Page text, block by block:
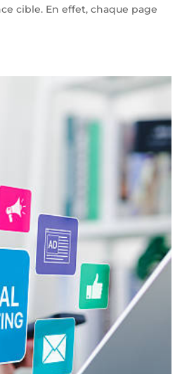
cible. En effet, chaque page